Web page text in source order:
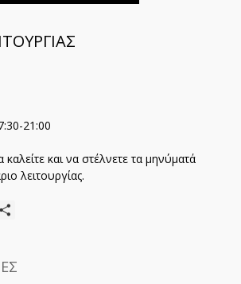
21:00
και να στέλνετε τα μηνύματά
λειτουργίας.